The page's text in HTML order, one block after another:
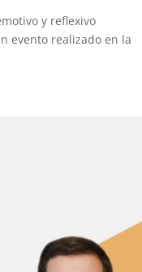
y reflexivo
evento realizado en la